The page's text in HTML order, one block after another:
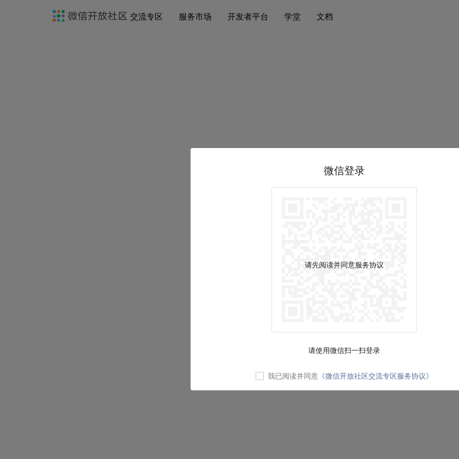
交流专区 服务市场 开发者平台 学堂 文档
微信登录
请先阅读并同意服务协议
请使用微信扫一扫登录
我已阅读并同意 《微信开放社区交流专区服务协议》